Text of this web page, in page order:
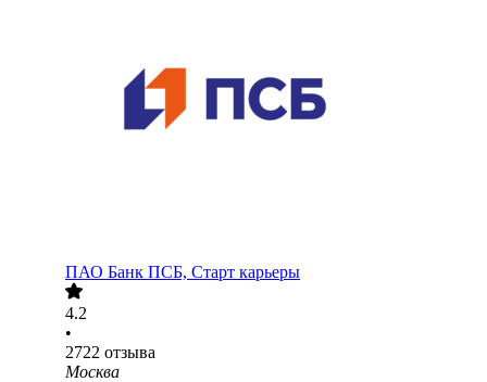
ПАО Банк ПСБ, Старт карьеры
4.2
•
2722 отзыва
Москва